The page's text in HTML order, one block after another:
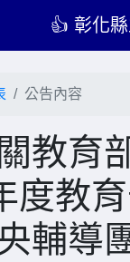
👍 彰化
公告內容
教育
度教
輔導